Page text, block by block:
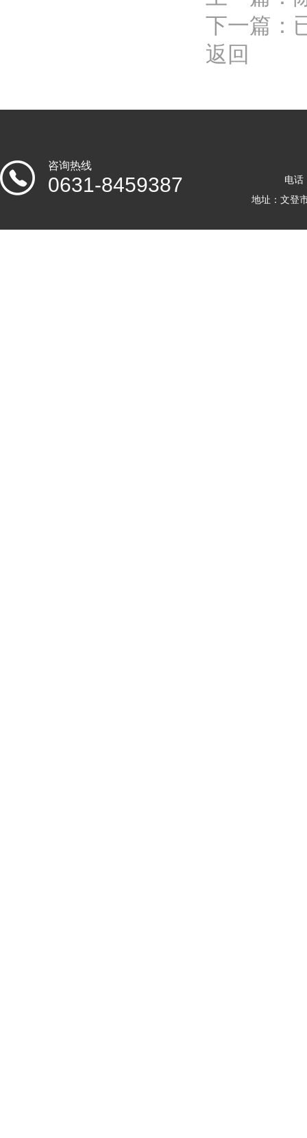
下一篇：
返回
咨询热线
0631-8459387
电
地址：文登